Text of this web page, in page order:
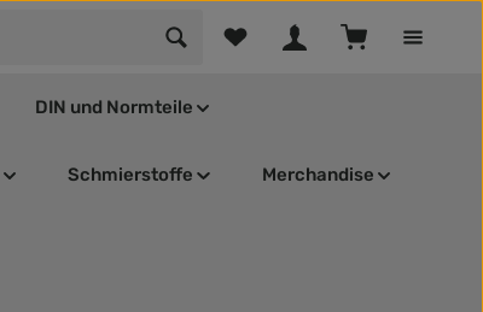
Du hast 0 Produkte auf dem
DIN und Normteile
Schmierstoffe Merchandise